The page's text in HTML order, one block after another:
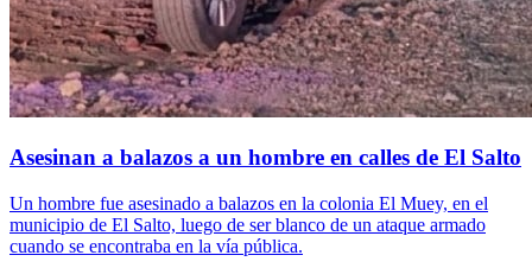
Asesinan a balazos a un hombre en calles de El Salto
Un hombre fue asesinado a balazos en la colonia El Muey, en el
municipio de El Salto, luego de ser blanco de un ataque armado
cuando se encontraba en la vía pública.